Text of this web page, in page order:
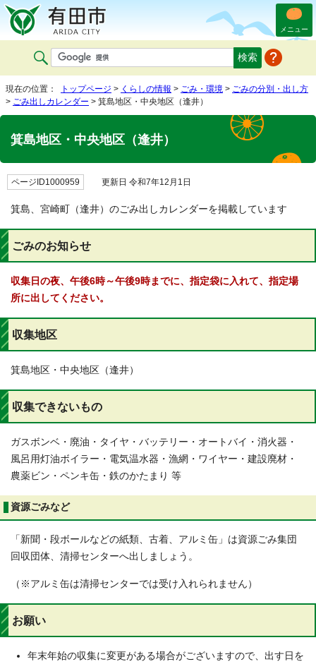
メニュー
現在の位置： トップページ > くらしの情報 > ごみ・環境 > ごみの分別・出し方
> ごみ出しカレンダー > 箕島地区・中央地区（逢井）
箕島地区・中央地区（逢井）
ページID1000959 更新日 令和7年12月1日
箕島、宮崎町（逢井）のごみ出しカレンダーを掲載しています
ごみのお知らせ
収集日の夜、午後6時～午後9時までに、指定袋に入れて、指定場
所に出してください。
収集地区
箕島地区・中央地区（逢井）
収集できないもの
ガスボンベ・廃油・タイヤ・バッテリー・オートバイ・消火器・
風呂用灯油ボイラー・電気温水器・漁網・ワイヤー・建設廃材・
農薬ビン・ペンキ缶・鉄のかたまり 等
資源ごみなど
「新聞・段ボールなどの紙類、古着、アルミ缶」は資源ごみ集団
回収団体、清掃センターへ出しましょう。
（※アルミ缶は清掃センターでは受け入れられません）
お願い
年末年始の収集に変更がある場合がございますので、出す日を